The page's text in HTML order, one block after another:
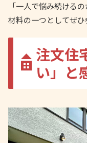
「一人で悩み続ける
材料の一つとしてぜひ
注文住
い」と